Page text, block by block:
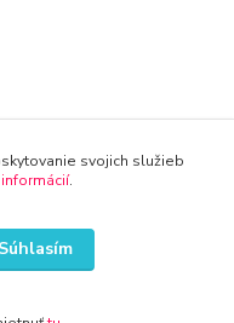
rychlo.sk
svojich služieb
.
Súhlasím